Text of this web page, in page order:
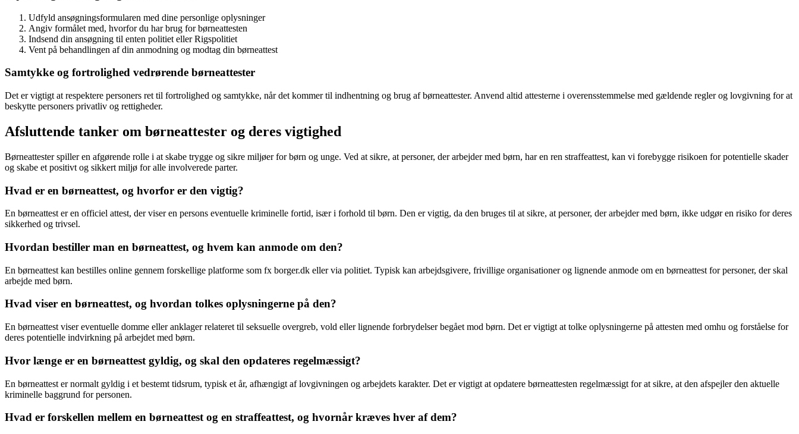
Udfyld ansøgningsformularen med dine personlige oplysninger
Angiv formålet med, hvorfor du har brug for børneattesten
Indsend din ansøgning til enten politiet eller Rigspolitiet
Vent på behandlingen af din anmodning og modtag din børneattest
Samtykke og fortrolighed vedrørende børneattester
Det er vigtigt at respektere personers ret til fortrolighed og samtykke, når det kommer til indhentning og brug af børneattester. Anvend altid attesterne i overensstemmelse med gældende regler og lovgivning for at
beskytte personers privatliv og rettigheder.
Afsluttende tanker om børneattester og deres vigtighed
Børneattester spiller en afgørende rolle i at skabe trygge og sikre miljøer for børn og unge. Ved at sikre, at personer, der arbejder med børn, har en ren straffeattest, kan vi forebygge risikoen for potentielle skader
og skabe et positivt og sikkert miljø for alle involverede parter.
Hvad er en børneattest, og hvorfor er den vigtig?
En børneattest er en officiel attest, der viser en persons eventuelle kriminelle fortid, især i forhold til børn. Den er vigtig, da den bruges til at sikre, at personer, der arbejder med børn, ikke udgør en risiko for deres
sikkerhed og trivsel.
Hvordan bestiller man en børneattest, og hvem kan anmode om den?
En børneattest kan bestilles online gennem forskellige platforme som fx borger.dk eller via politiet. Typisk kan arbejdsgivere, frivillige organisationer og lignende anmode om en børneattest for personer, der skal
arbejde med børn.
Hvad viser en børneattest, og hvordan tolkes oplysningerne på den?
En børneattest viser eventuelle domme eller anklager relateret til seksuelle overgreb, vold eller lignende forbrydelser begået mod børn. Det er vigtigt at tolke oplysningerne på attesten med omhu og forståelse for
deres potentielle indvirkning på arbejdet med børn.
Hvor længe er en børneattest gyldig, og skal den opdateres regelmæssigt?
En børneattest er normalt gyldig i et bestemt tidsrum, typisk et år, afhængigt af lovgivningen og arbejdets karakter. Det er vigtigt at opdatere børneattesten regelmæssigt for at sikre, at den afspejler den aktuelle
kriminelle baggrund for personen.
Hvad er forskellen mellem en børneattest og en straffeattest, og hvornår kræves hver af dem?